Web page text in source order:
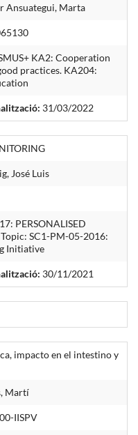
Ansuategui, Marta
KA2: Cooperation
practices. KA204:
31/03/2022
José Luis
PERSONALISED
SC1-PM-05-2016:
Initiative
30/11/2021
impacto en el intestino y
Martí
IISPV